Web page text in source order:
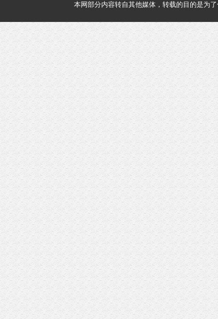
本网部分内容转自其他媒体，转载的目的是为